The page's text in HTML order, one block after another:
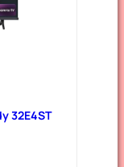
32E4ST